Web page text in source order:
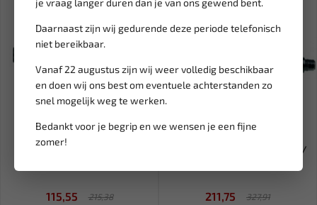
Daarnaast zijn wij gedurende deze periode telefonisch
niet bereikbaar.
Vanaf 22 augustus zijn wij weer volledig beschikbaar
en doen wij ons best om eventuele achterstanden zo
snel mogelijk weg te werken.
Bedankt voor je begrip en we wensen je een fijne
zomer!
Leverbaar
RODAC 1/4" Stiftslijper
115,55
215,38
Leverbaar
RODAC 1/4" Bandenopruwer /
211,75
327,91